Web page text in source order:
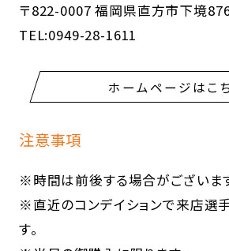
〒822-0007 福岡県直方市下境
TEL:0949-28-1611
ホームページはこ
注意事項
※時間は前後する場合がございま
※直近のコンデイションで来店選
す。